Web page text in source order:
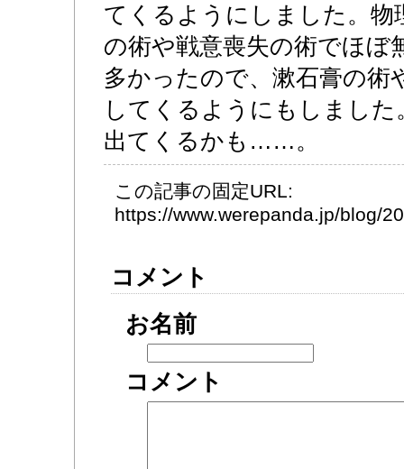
てくるようにしました。物
の術や戦意喪失の術でほぼ
多かったので、漱石膏の術
してくるようにもしまし
出てくるかも……。
この記事の固定URL:
https://www.werepanda.jp/blog/
コメント
お名前
コメント